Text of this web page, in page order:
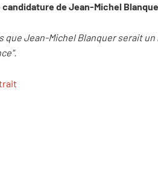
candidature de Jean-Michel
que Jean-Michel Blanquer serait